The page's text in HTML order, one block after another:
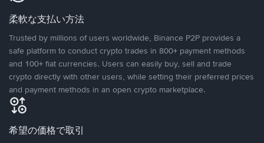
柔軟な支払い方法
Trusted by millions of users worldwide, Binance P2P provides a
safe platform to conduct crypto trades in 800+ payment methods
and 100+ fiat currencies. Users can easily buy, sell and trade
crypto directly with other users, while setting their preferred prices
and payment methods in an open crypto marketplace.
希望の価格で取引